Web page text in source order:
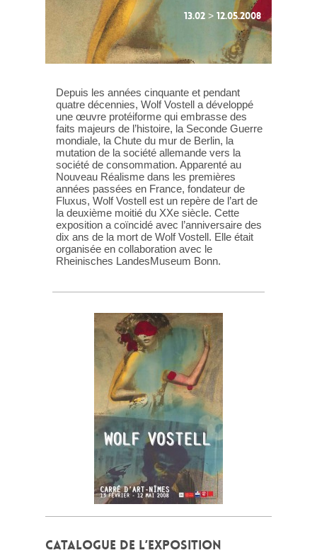
13.02 > 12.05.2008
Depuis les années cinquante et pendant
quatre décennies, Wolf Vostell a développé
une œuvre protéiforme qui embrasse des
faits majeurs de l’histoire, la Seconde Guerre
mondiale, la Chute du mur de Berlin, la
mutation de la société allemande vers la
société de consommation. Apparenté au
Nouveau Réalisme dans les premières
années passées en France, fondateur de
Fluxus, Wolf Vostell est un repère de l’art de
la deuxième moitié du XXe siècle. Cette
exposition a coïncidé avec l’anniversaire des
dix ans de la mort de Wolf Vostell. Elle était
organisée en collaboration avec le
Rheinisches LandesMuseum Bonn.
CATALOGUE DE L’EXPOSITION